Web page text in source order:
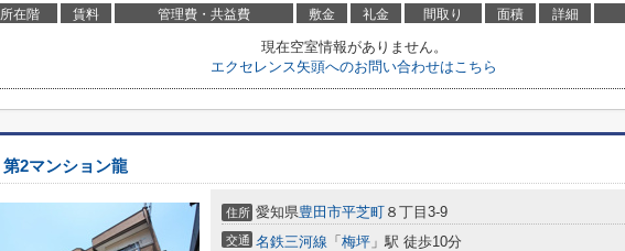
所在階 賃料 管理費・共益費 敷金 礼金 間取り 面積 詳細
現在空室情報がありません。
エクセレンス矢頭へのお問い合わせはこちら
第2マンション龍
住所 愛知県豊田市平芝町 ８丁目3-9
交通 名鉄三河線 「 梅坪 」駅 徒歩10分